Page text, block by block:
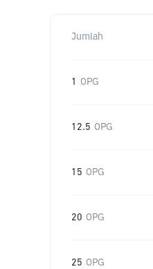
Jumlah
1 OPG
12.5 OPG
15 OPG
20 OPG
25 OPG